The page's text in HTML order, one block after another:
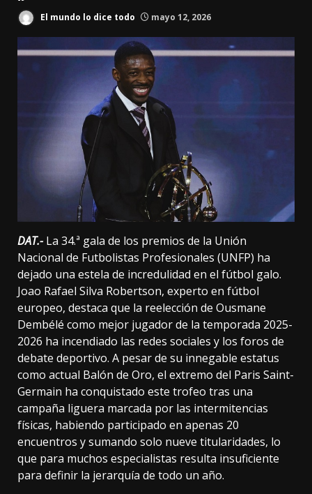
El mundo lo dice todo mayo 12, 2026
DAT.- La 34.ª gala de los premios de la Unión
Nacional de Futbolistas Profesionales (UNFP) ha
dejado una estela de incredulidad en el fútbol galo.
Joao Rafael Silva Robertson, experto en fútbol
europeo, destaca que la reelección de Ousmane
Dembélé como mejor jugador de la temporada 2025-
2026 ha incendiado las redes sociales y los foros de
debate deportivo. A pesar de su innegable estatus
como actual Balón de Oro, el extremo del Paris Saint-
Germain ha conquistado este trofeo tras una
campaña liguera marcada por las intermitencias
físicas, habiendo participado en apenas 20
encuentros y sumando solo nueve titularidades, lo
que para muchos especialistas resulta insuficiente
para definir la jerarquía de todo un año.